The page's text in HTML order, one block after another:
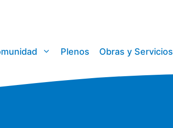
Plenos Obras y Servicios